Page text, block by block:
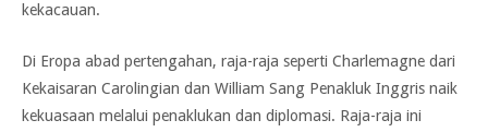
kekacauan.
Di Eropa abad pertengahan, raja-raja seperti Charlemagne dari
Kekaisaran Carolingian dan William Sang Penakluk Inggris naik
kekuasaan melalui penaklukan dan diplomasi. Raja-raja ini